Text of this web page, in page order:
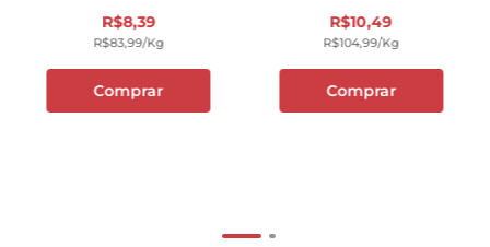
R$8,39
R$83,99/kg
Comprar
R$10,49
R$104,99/kg
Comprar